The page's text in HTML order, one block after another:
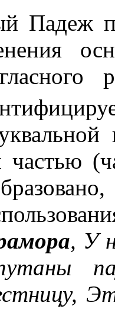
Падеж
частью
, У